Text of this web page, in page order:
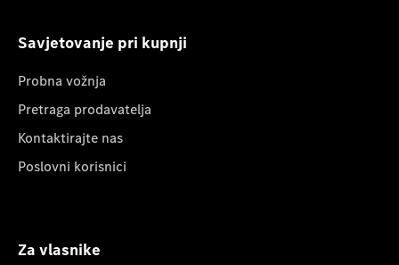
Savjetovanje pri kupnji
Probna vožnja
Pretraga prodavatelja
Kontaktirajte nas
Poslovni korisnici
Za vlasnike